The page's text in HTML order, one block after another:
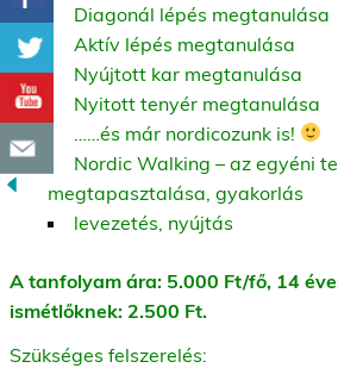
Diagonál lépés megtanulása
Aktív lépés megtanulása
Nyújtott kar megtanulása
Nyitott tenyér megtanulása
……és már nordicozunk is!
Nordic Walking – az egyéni
megtapasztalása, gyakorlás
levezetés, nyújtás
A tanfolyam ára: 5.000 Ft/fő, 14
ismétlőknek: 2.500 Ft.
Szükséges felszerelés: